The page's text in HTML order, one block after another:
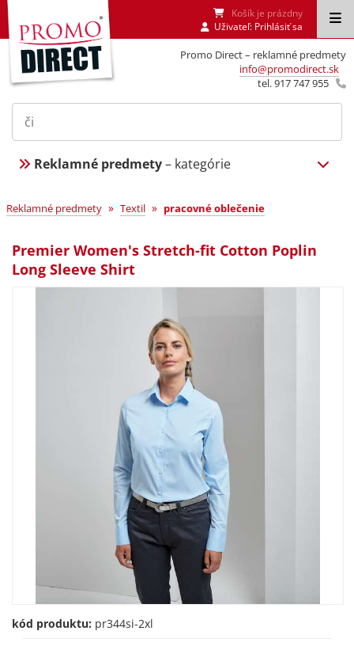
Promo Direct – reklamné predmety
info@promodirect.sk
tel. 917 747 955
Košík je prázdny
Uživateľ: Prihlásiť sa
Reklamné predmety– kategórie
Reklamné predmety » Textil » pracovné oblečenie
Premier Women's Stretch-fit Cotton Poplin
Long Sleeve Shirt
kód produktu: pr344si-2xl